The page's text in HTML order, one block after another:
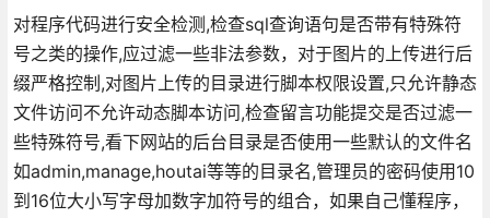
对程序代码进行安全检测,检查sql查询语句是否带有特殊符
号之类的操作,应过滤一些非法参数，对于图片的上传进行后
缀严格控制,对图片上传的目录进行脚本权限设置,只允许静态
文件访问不允许动态脚本访问,检查留言功能提交是否过滤一
些特殊符号,看下网站的后台目录是否使用一些默认的文件名
如admin,manage,houtai等等的目录名,管理员的密码使用10
到16位大小写字母加数字加符号的组合，如果自己懂程序，